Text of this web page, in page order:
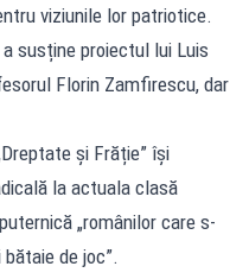
viziunile lor patriotice.
susține proiectul lui Luis
Florin Zamfirescu, dar
și Frăție” își
la actuala clasă
„românilor care s-
de joc”.